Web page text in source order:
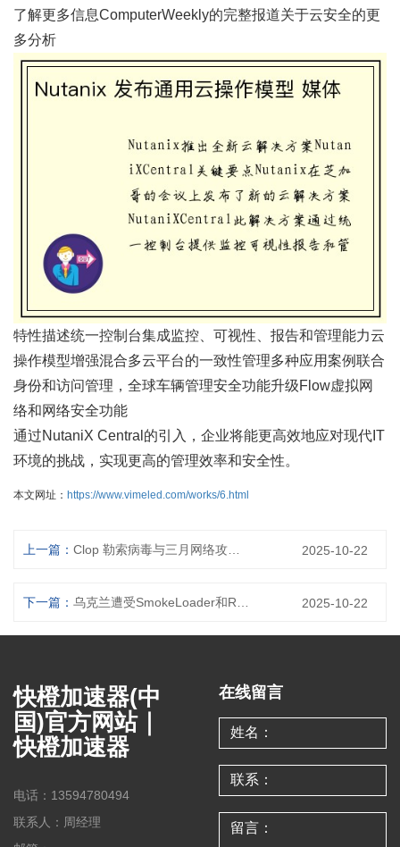
了解更多信息ComputerWeekly的完整报道关于云安全的更
多分析
特性描述统一控制台集成监控、可视性、报告和管理能力云
操作模型增强混合多云平台的一致性管理多种应用案例联合
身份和访问管理，全球车辆管理安全功能升级Flow虚拟网
络和网络安全功能
通过NutaniX Central的引入，企业将能更高效地应对现代IT
环境的挑战，实现更高的管理效率和安全性。
本文网址： https://www.vimeled.com/works/6.html
上一篇： 2025-10-22
下一篇： 2025-10-22
快橙加速器(中
国)官方网站｜
快橙加速器
电话：13594780494
联系人：周经理
在线留言